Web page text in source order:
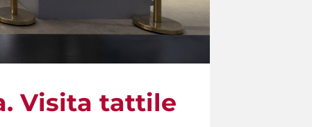
Visita tattile